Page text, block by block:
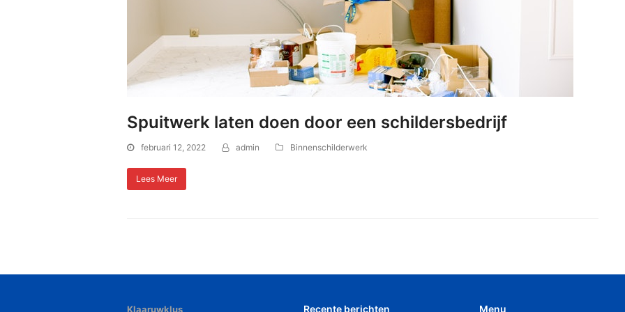
Spuitwerk laten doen door een schildersbedrijf
februari 12, 2022 admin Binnenschilderwerk
Lees Meer
Klaaruwklus Recente berichten Menu